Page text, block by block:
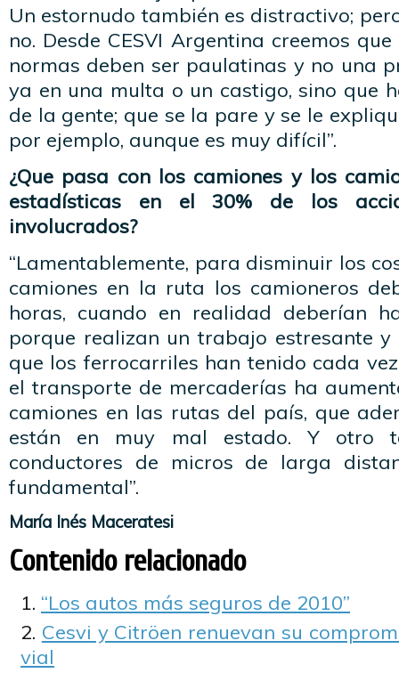
Un estornudo también es distractivo;
no. Desde CESVI Argentina creemos
normas deben ser paulatinas y no una
ya en una multa o un castigo, sino que
de la gente; que se la pare y se le
por ejemplo, aunque es muy difícil”.
¿Que pasa con los camiones y los
estadísticas en el 30% de los
involucrados?
“Lamentablemente, para disminuir los
camiones en la ruta los camioneros
horas, cuando en realidad deberían
porque realizan un trabajo estresante y
que los ferrocarriles han tenido cada
el transporte de mercaderías ha
camiones en las rutas del país, que
están en muy mal estado. Y otro
conductores de micros de larga
fundamental”.
María Inés Maceratesi
Contenido relacionado
“Los autos más seguros de 2010”
Cesvi y Citröen renuevan su
vial